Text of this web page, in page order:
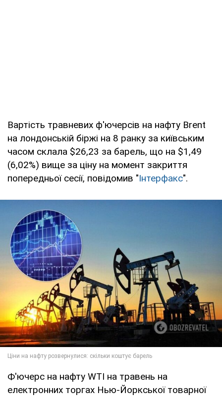
Вартість травневих ф'ючерсів на нафту Brent
на лондонській біржі на 8 ранку за київським
часом склала $26,23 за барель, що на $1,49
(6,02%) вище за ціну на момент закриття
попередньої сесії, повідомив "Інтерфакс".
Ф'ючерс на нафту WTI на травень на
електронних торгах Нью-Йоркської товарної